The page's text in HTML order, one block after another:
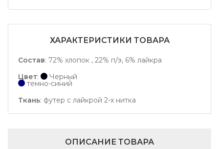
ХАРАКТЕРИСТИКИ ТОВАРА
Состав: 72% хлопок , 22% п/э, 6% лайкра
Цвет: Черный
темно-синий
Ткань: футер с лайкрой 2-х нитка
ОПИСАНИЕ ТОВАРА